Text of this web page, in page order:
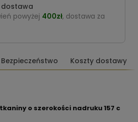
powyżej 400zł, dostawa za
Bezpieczeństwo Koszty dostawy
o szerokości nadruku 157 c